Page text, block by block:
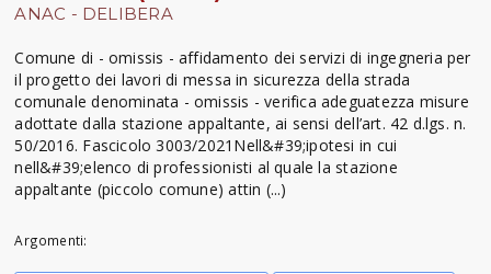
ANAC - DELIBERA
Comune di - omissis - affidamento dei servizi di ingegneria per
il progetto dei lavori di messa in sicurezza della strada
comunale denominata - omissis - verifica adeguatezza misure
adottate dalla stazione appaltante, ai sensi dell’art. 42 d.lgs. n.
50/2016. Fascicolo 3003/2021Nell&#39;ipotesi in cui
nell&#39;elenco di professionisti al quale la stazione
appaltante (piccolo comune) attin (...)
Argomenti: